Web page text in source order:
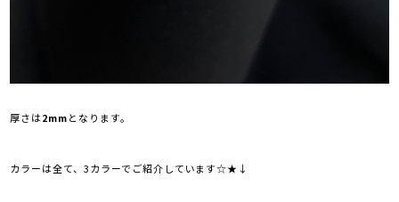
厚さは2mmとなります。
カラーは全て、3カラーでご紹介しています☆★↓